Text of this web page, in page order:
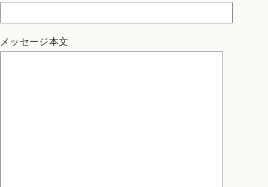
メッセージ本文